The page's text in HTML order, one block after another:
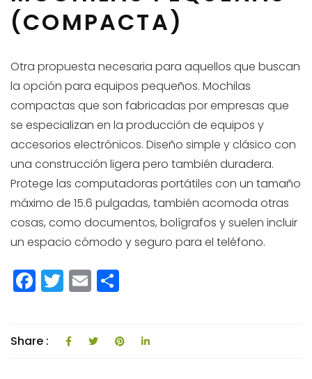
(COMPACTA)
Otra propuesta necesaria para aquellos que buscan
la opción para equipos pequeños. Mochilas
compactas que son fabricadas por empresas que
se especializan en la producción de equipos y
accesorios electrónicos. Diseño simple y clásico con
una construcción ligera pero también duradera.
Protege las computadoras portátiles con un tamaño
máximo de 15.6 pulgadas, también acomoda otras
cosas, como documentos, bolígrafos y suelen incluir
un espacio cómodo y seguro para el teléfono.
F
a
e
T
w
e
E
m
l p
Share :